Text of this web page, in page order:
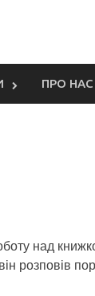
ПРО НАС
над
розповів